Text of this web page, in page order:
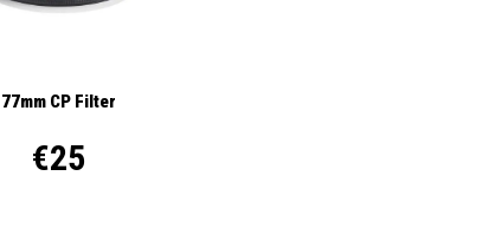
77mm CP Filter
€25